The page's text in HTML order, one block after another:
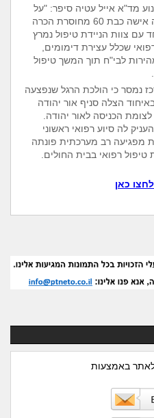
מד"א אייל עטיה סיפר: "על
הדלק שכבה אישה כבת 60 מחוסרת הכרה
צוות הניידת טיפול נמרץ
שכלל עצירת דימומים,
לבי"ח תוך המשך טיפול
נמסר כי הולכת הרגל שנפצעה
הצלה סניף אור יהודה
לה סיוע רפואי ראשוני
כבת 60 שסובלת מפגיעה רב מערכתית פונתה
רפואי בבית החולים.
כאן
באמצעות